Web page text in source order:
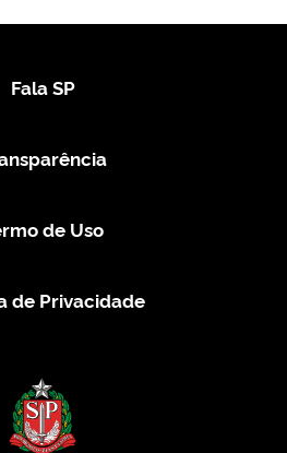
Fala SP
de Uso
de Privacidade